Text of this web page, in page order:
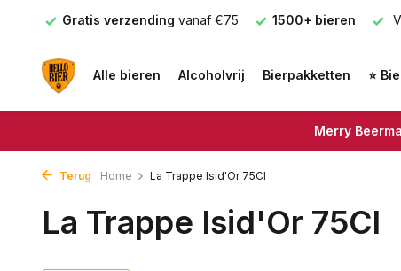
Gratis verzending vanaf €75 1500+ bieren
Alle bieren Alcoholvrij Bierpakketten ⭐
Merry
Terug Home La Trappe Isid'Or 75Cl
La Trappe Isid'Or 75Cl